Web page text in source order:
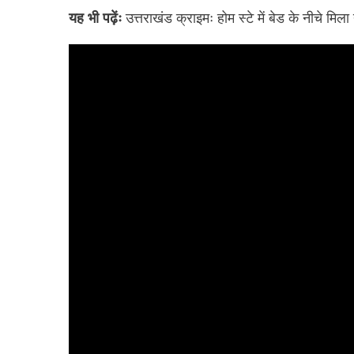
यह भी पढ़ेंः उत्तराखंड क्राइमः होम स्टे में बेड के नीचे